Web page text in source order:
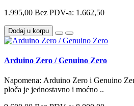
1.995,00 Bez PDV-a: 1.662,50
Dodaj u korpu
Arduino Zero / Genuino Zero
Napomena: Arduino Zero i Genuino
ploča je jednostavno i moćno ..